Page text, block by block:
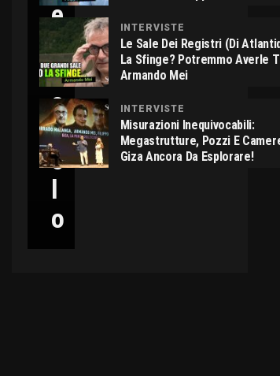
E
C
I
C
C
O
L
O
INTERVISTE
Le Sale Dei Registri (di
La Sfinge? Potremmo Averle
Armando Mei
INTERVISTE
Misurazioni Inequivocabili:
Megastrutture, Pozzi E
Giza Ancora Da Esplorare!